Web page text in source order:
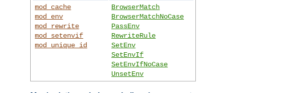
mod_cache
mod_env
mod_rewrite
mod_setenvif
mod_unique_id
BrowserMatch
BrowserMatchNoCase
PassEnv
RewriteRule
SetEnv
SetEnvIf
SetEnvIfNoCase
UnsetEnv